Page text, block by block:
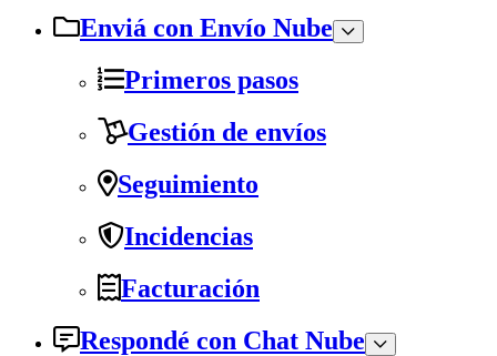
Enviá con Envío Nube
Primeros pasos
Gestión de envíos
Seguimiento
Incidencias
Facturación
Respondé con Chat Nube